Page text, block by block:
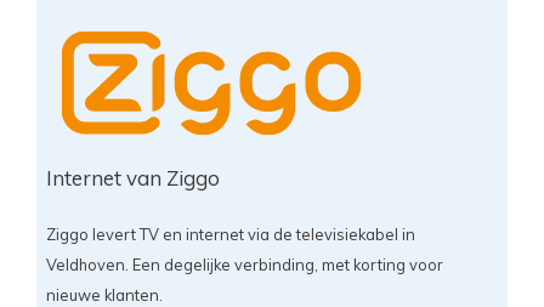
Internet van Ziggo
Ziggo levert TV en internet via de televisiekabel in
Veldhoven. Een degelijke verbinding, met korting voor
nieuwe klanten.